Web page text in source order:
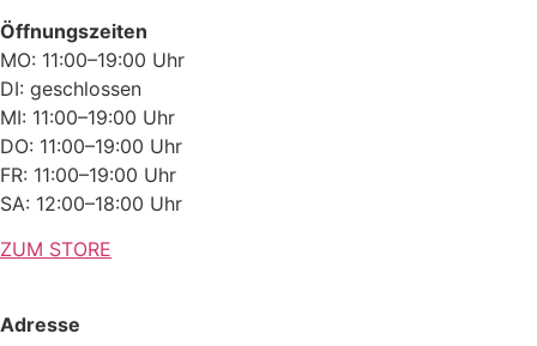
Öffnungszeiten
MO: 11:00–19:00 Uhr
DI: geschlossen
MI: 11:00–19:00 Uhr
DO: 11:00–19:00 Uhr
FR: 11:00–19:00 Uhr
SA: 12:00–18:00 Uhr
ZUM STORE
Adresse